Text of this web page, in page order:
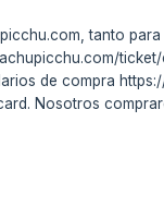
tanto
de compra
Nosotros